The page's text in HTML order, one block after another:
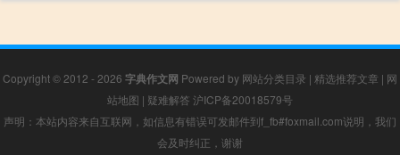
Copyright © 2012 - 2026 字典作文网 Powered by 网站分类目录 | 精选推荐文章 | 网
站地图 | 疑难解答 沪ICP备20018579号
声明：本站内容来自互联网，如信息有错误可发邮件到f_fb#foxmail.com说明，我们
会及时纠正，谢谢